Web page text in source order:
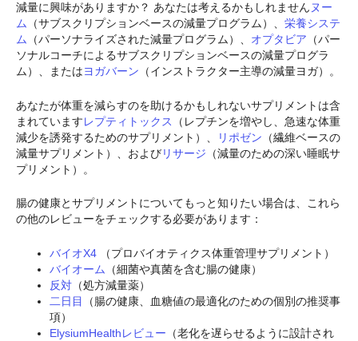
減量に興味がありますか？ あなたは考えるかもしれません ヌー
ム （サブスクリプションベースの減量プログラム）、 栄養システ
ム （パーソナライズされた減量プログラム）、 オプタビア （パー
ソナルコーチによるサブスクリプションベースの減量プログラ
ム）、またはヨガバーン （インストラクター主導の減量ヨガ）。
あなたが体重を減らすのを助けるかもしれないサプリメントは含
まれていますレプティトックス
（レプチンを増やし、急速な体重
減少を誘発するためのサプリメント）、
リポゼン （繊維ベースの
減量サプリメント）、およびリサージ （減量のための深い睡眠サ
プリメント）。
腸の健康とサプリメントについてもっと知りたい場合は、これら
の他のレビューをチェックする必要があります：
バイオX4 （プロバイオティクス体重管理サプリメント）
バイオーム
（細菌や真菌を含む腸の健康）
反対 （処方減量薬）
二日目
（腸の健康、血糖値の最適化のための個別の推奨事
項）
ElysiumHealthレビュー （老化を遅らせるように設計され